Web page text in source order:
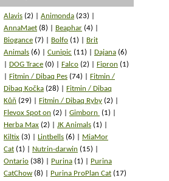
Alavis (2) Animonda (23)
AnnaMaet (8) Beaphar (4)
Biogance (7) Bolfo (1)
Brit
Animals (6) Cunipic (11) Dajana (6)
DOG Trace (0) Falco (2) Fipron (1)
Fitmin / Dibaq Pes (74)
Fitmin /
Dibaq Kočka (28)
Fitmin / Dibaq
Kůň (29) Fitmin / Dibaq Ryby (2)
Flevox Spot on (2) Gimborn
(1)
Herba Max (2) JK Animals (1)
Kiltix (3) Lintbells (6)
MiaMor
Cat (1) Nutrin-darwin (15)
Ontario (38) Purina (1)
Purina
CatChow (8) Purina ProPlan Cat (17)